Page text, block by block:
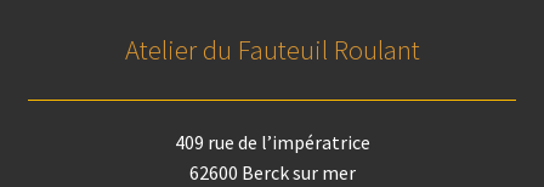
Atelier du Fauteuil Roulant
409 rue de l’impératrice
62600 Berck sur mer